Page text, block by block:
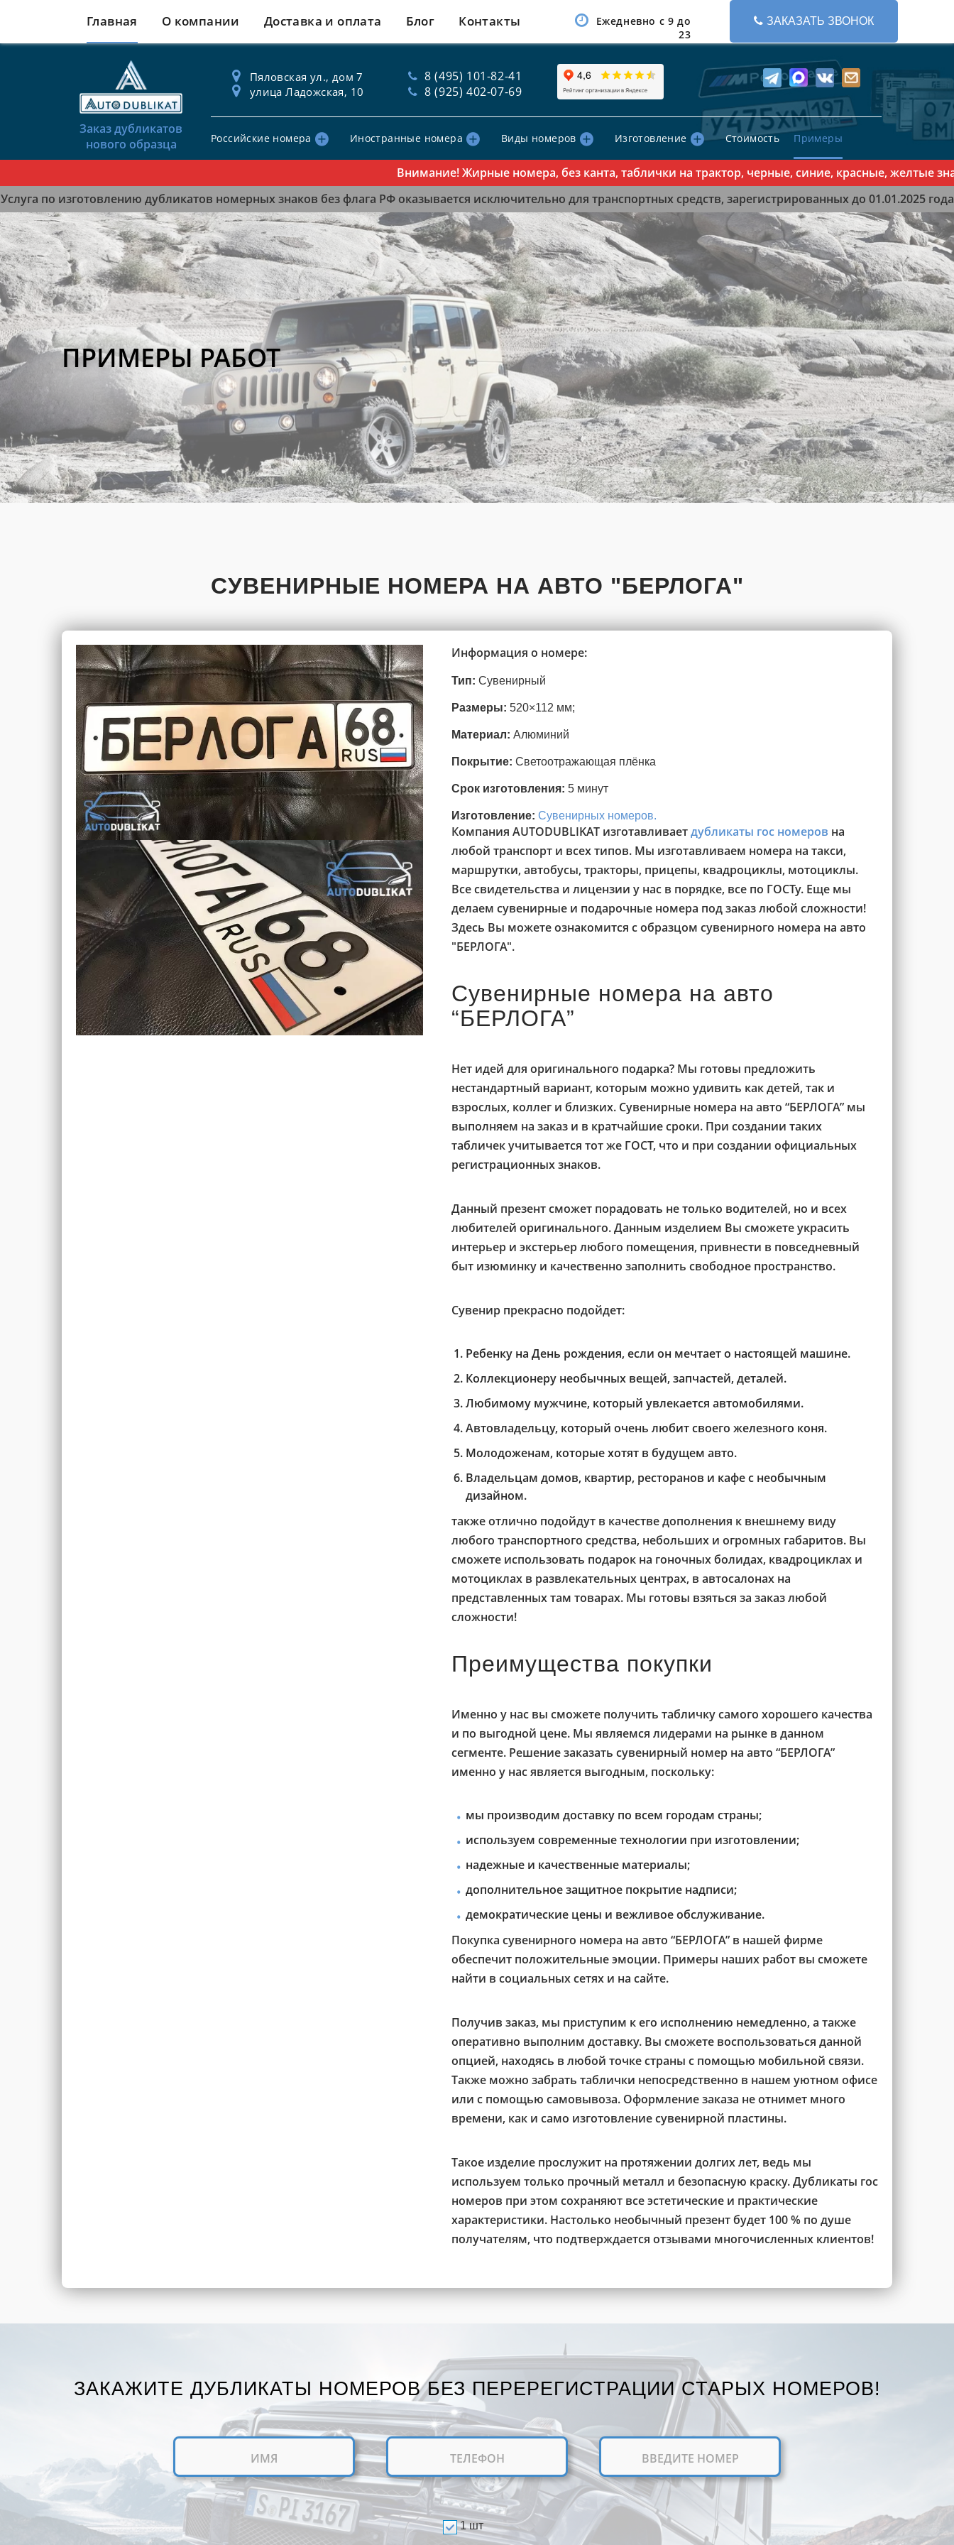
Главная О компании Доставка и оплата Блог Контакты
Ежедневно с 9 до
23
ЗАКАЗАТЬ ЗВОНОК
Заказ дубликатов
нового образца
Пяловская ул., дом 7
улица Ладожская, 10
8 (495) 101-82-41
8 (925) 402-07-69
Российские номера Иностранные номера Виды номеров Изготовление Стоимость Примеры
Внимание! Жирные номера, без канта, таблички на трактор, черные, синие, красные, желтые
Услуга по изготовлению дубликатов номерных знаков без флага РФ оказывается исключительно для транспортных средств, зарегистрированных до 01.01.2025 года
ПРИМЕРЫ РАБОТ
СУВЕНИРНЫЕ НОМЕРА НА АВТО "БЕРЛОГА"
Информация о номере:
Тип: Сувенирный
Размеры: 520×112 мм;
Материал: Алюминий
Покрытие: Светоотражающая плёнка
Срок изготовления: 5 минут
Изготовление: Сувенирных номеров.
Компания AUTODUBLIKAT изготавливаетдубликаты гос номеров на
любой транспорт и всех типов. Мы изготавливаем номера на такси,
маршрутки, автобусы, тракторы, прицепы, квадроциклы, мотоциклы.
Все свидетельства и лицензии у нас в порядке, все по ГОСТу. Еще мы
делаем сувенирные и подарочные номера под заказ любой сложности!
Здесь Вы можете ознакомится с образцом сувенирного номера на авто
"БЕРЛОГА".
Сувенирные номера на авто
“БЕРЛОГА”
Нет идей для оригинального подарка? Мы готовы предложить
нестандартный вариант, которым можно удивить как детей, так и
взрослых, коллег и близких. Сувенирные номера на авто “БЕРЛОГА” мы
выполняем на заказ и в кратчайшие сроки. При создании таких
табличек учитывается тот же ГОСТ, что и при создании официальных
регистрационных знаков.
Данный презент сможет порадовать не только водителей, но и всех
любителей оригинального. Данным изделием Вы сможете украсить
интерьер и экстерьер любого помещения, привнести в повседневный
быт изюминку и качественно заполнить свободное пространство.
Сувенир прекрасно подойдет:
Ребенку на День рождения, если он мечтает о настоящей машине.
Коллекционеру необычных вещей, запчастей, деталей.
Любимому мужчине, который увлекается автомобилями.
Автовладельцу, который очень любит своего железного коня.
Молодоженам, которые хотят в будущем авто.
Владельцам домов, квартир, ресторанов и кафе с необычным
дизайном.
также отлично подойдут в качестве дополнения к внешнему виду
любого транспортного средства, небольших и огромных габаритов. Вы
сможете использовать подарок на гоночных болидах, квадроциклах и
мотоциклах в развлекательных центрах, в автосалонах на
представленных там товарах. Мы готовы взяться за заказ любой
сложности!
Преимущества покупки
Именно у нас вы сможете получить табличку самого хорошего качества
и по выгодной цене. Мы являемся лидерами на рынке в данном
сегменте. Решение заказать сувенирный номер на авто “БЕРЛОГА”
именно у нас является выгодным, поскольку:
мы производим доставку по всем городам страны;
используем современные технологии при изготовлении;
надежные и качественные материалы;
дополнительное защитное покрытие надписи;
демократические цены и вежливое обслуживание.
Покупка сувенирного номера на авто “БЕРЛОГА” в нашей фирме
обеспечит положительные эмоции. Примеры наших работ вы сможете
найти в социальных сетях и на сайте.
Получив заказ, мы приступим к его исполнению немедленно, а также
оперативно выполним доставку. Вы сможете воспользоваться данной
опцией, находясь в любой точке страны с помощью мобильной связи.
Также можно забрать таблички непосредственно в нашем уютном офисе
или с помощью самовывоза. Оформление заказа не отнимет много
времени, как и само изготовление сувенирной пластины.
Такое изделие прослужит на протяжении долгих лет, ведь мы
используем только прочный металл и безопасную краску. Дубликаты гос
номеров при этом сохраняют все эстетические и практические
характеристики. Настолько необычный презент будет 100 % по душе
получателям, что подтверждается отзывами многочисленных клиентов!
ЗАКАЖИТЕ ДУБЛИКАТЫ НОМЕРОВ БЕЗ ПЕРЕРЕГИСТРАЦИИ СТАРЫХ НОМЕРОВ!
1 шт